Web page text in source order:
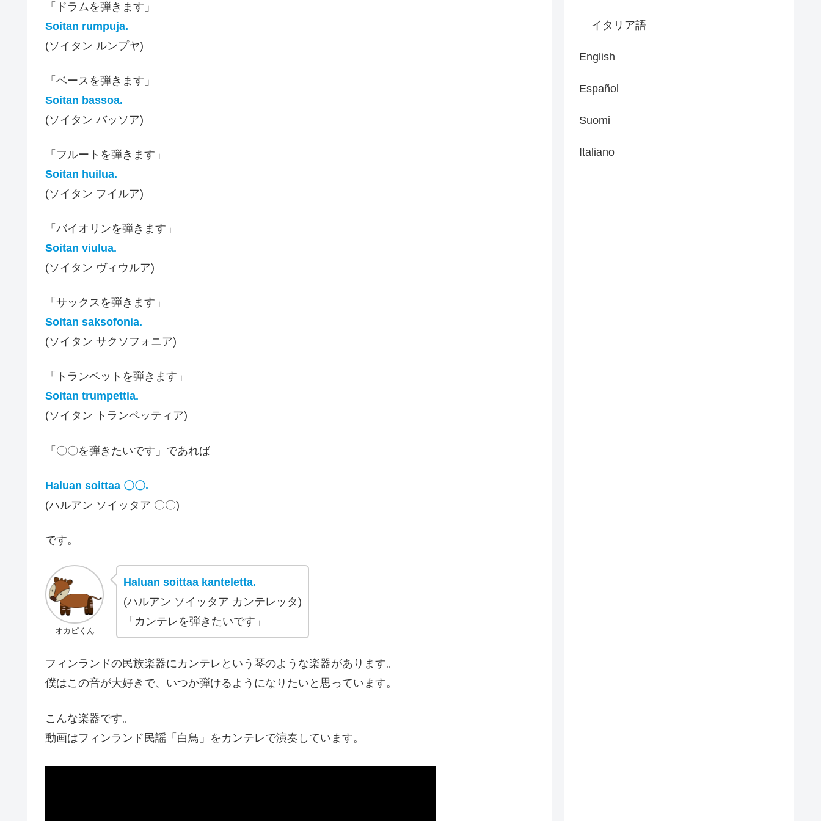
「ドラムを弾きます」
Soitan rumpuja.
(ソイタン ルンプヤ)
「ベースを弾きます」
Soitan bassoa.
(ソイタン バッソア)
「フルートを弾きます」
Soitan huilua.
(ソイタン フイルア)
「バイオリンを弾きます」
Soitan viulua.
(ソイタン ヴィウルア)
「サックスを弾きます」
Soitan saksofonia.
(ソイタン サクソフォニア)
「トランペットを弾きます」
Soitan trumpettia.
(ソイタン トランペッティア)
「〇〇を弾きたいです」であれば
Haluan soittaa 〇〇.
(ハルアン ソイッタア 〇〇)
です。
オカピくん
Haluan soittaa kanteletta.
(ハルアン ソイッタア カンテレッタ)
「カンテレを弾きたいです」
フィンランドの民族楽器にカンテレという琴のような楽器があります。
僕はこの音が大好きで、いつか弾けるようになりたいと思っています。
こんな楽器です。
動画はフィンランド民謡「白鳥」をカンテレで演奏しています。
イタリア語
English
Español
Suomi
Italiano